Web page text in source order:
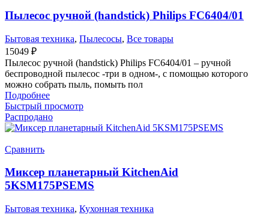
Пылесос ручной (handstick) Philips FC6404/01
Бытовая техника, Пылесосы, Все товары
15049 ₽
Пылесос ручной (handstick) Philips FC6404/01 – ручной
беспроводной пылесос -три в одном-, с помощью которого
можно собрать пыль, помыть пол
Подробнее
Быстрый просмотр
Распродано
Сравнить
Миксер планетарный KitchenAid
5KSM175PSEMS
Бытовая техника, Кухонная техника